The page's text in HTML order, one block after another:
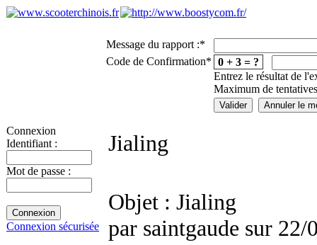
Connexion
Identifiant :
Mot de passe :
Connexion sécurisée
Message du rapport :*
Code de Confirmation* 0 + 3 = ?
Entrez le résultat de
Maximum de
Jialing
Objet : Jialing
par saintgaude sur